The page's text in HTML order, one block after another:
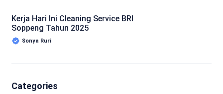
Kerja Hari Ini Cleaning Service BRI
Soppeng Tahun 2025
Sonya Ruri
Categories